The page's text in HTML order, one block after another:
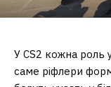
У CS2 кожна роль
саме ріфлери